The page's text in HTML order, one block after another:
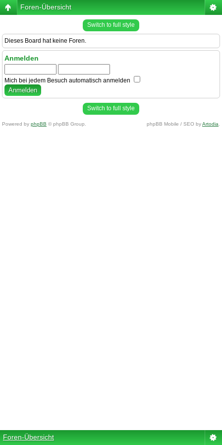
Foren-Übersicht
Switch to full style
Dieses Board hat keine Foren.
Anmelden
Mich bei jedem Besuch automatisch anmelden
Switch to full style
Powered by phpBB © phpBB Group. phpBB Mobile / SEO byArtodia
Foren-Übersicht